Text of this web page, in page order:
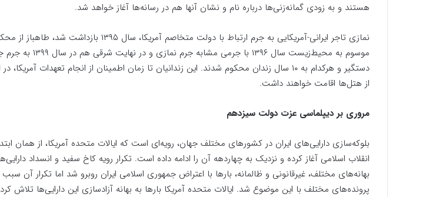
هستند و به زودی گمانه‌زنی‌ها درباره نام و نشان آنها هم در رسانه‌ها آغاز خواهد شد.
نمازی تاجر ایرانی-آمریکایی به جرم ارتباط با دولت متخاصم آمریکا، سال ۱۳۹۵
موسوم به محیط‌زیست سال ۱۳۹۶ با جرمی مشابه
دستگیر و هرکدام به ۱۰ سال زندان محکوم شدند. این زندانیان تا زمان اطمینان از انجام تعهدات
از هتل‌ها اقامت خواهند داشت.
مروری بر دیپلماسی عزت دولت سیزدهم
بلوکه‌سازی دارایی‌های ایران در کشورهای مختلف جهان، رویه‌ای است که ایالات متحده آمریکا، از همان
انقلاب اسلامی آغاز کرده و نزدیک به چهاردهه آن را ادامه داده است. تکرار رویه کاخ سفید و انسداد
بهانه‌های مختلف، غیرقانونی و ظالمانه، بارها با اعتراض جمهوری اسلامی ایران روبرو شد اما تکرار آن
پرونده‌های مختلف با این موضوع شد. ایالات متحده آمریکا بارها به بهانه آزادسازی این دارایی‌ها تلاش